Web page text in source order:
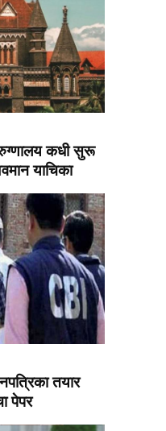
कधी सुरू
याचिका
तयार
पेपर